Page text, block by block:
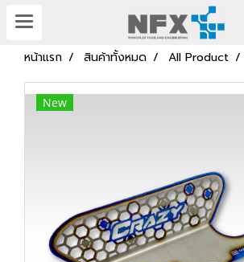
หน้าแรก สินค้าทั้งหมด All Product
New